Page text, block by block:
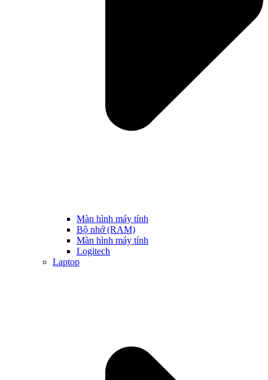
Màn hình máy tính
Bộ nhớ (RAM)
Màn hình máy tính
Logitech
Laptop